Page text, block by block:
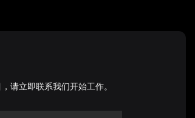
请立即联系我们开始工作。